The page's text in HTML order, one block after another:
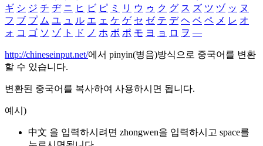
ギ シ ジ チ ヂ ニ ヒ ビ ピ ミ リ ウ ゥ ク グ ス ズ ツ ヅ ッ ヌ
フ ブ プ ム ユ ュ ル エ ェ ケ ゲ セ ゼ テ デ ヘ ベ ペ メ レ オ
ォ コ ゴ ソ ゾ ト ド ノ ホ ボ ポ モ ヨ ョ ロ ヲ ―
http://chineseinput.net/에서 pinyin(병음)방식으로 중국어를 변환
할 수 있습니다.
변환된 중국어를 복사하여 사용하시면 됩니다.
예시)
中文 을 입력하시려면 zhongwen을 입력하시고 space를